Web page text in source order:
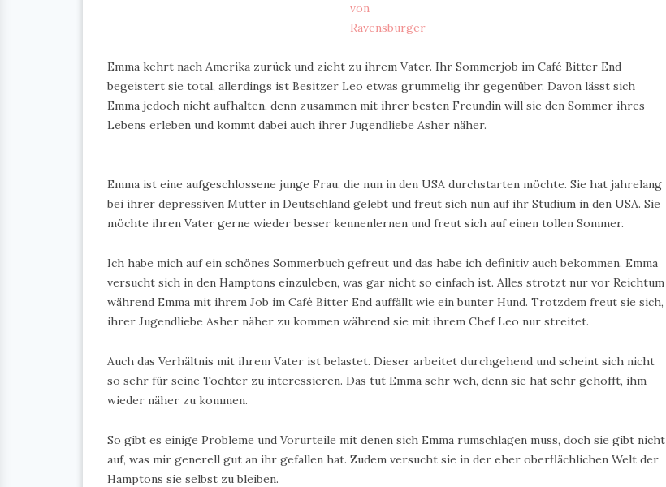
von
Ravensburger
Emma kehrt nach Amerika zurück und zieht zu ihrem Vater. Ihr Sommerjob im Café Bitter End
begeistert sie total, allerdings ist Besitzer Leo etwas grummelig ihr gegenüber. Davon lässt sich
Emma jedoch nicht aufhalten, denn zusammen mit ihrer besten Freundin will sie den Sommer ihres
Lebens erleben und kommt dabei auch ihrer Jugendliebe Asher näher.
Emma ist eine aufgeschlossene junge Frau, die nun in den USA durchstarten möchte. Sie hat jahrelang
bei ihrer depressiven Mutter in Deutschland gelebt und freut sich nun auf ihr Studium in den USA. Sie
möchte ihren Vater gerne wieder besser kennenlernen und freut sich auf einen tollen Sommer.
Ich habe mich auf ein schönes Sommerbuch gefreut und das habe ich definitiv auch bekommen. Emma
versucht sich in den Hamptons einzuleben, was gar nicht so einfach ist. Alles strotzt nur vor Reichtum
während Emma mit ihrem Job im Café Bitter End auffällt wie ein bunter Hund. Trotzdem freut sie sich,
ihrer Jugendliebe Asher näher zu kommen während sie mit ihrem Chef Leo nur streitet.
Auch das Verhältnis mit ihrem Vater ist belastet. Dieser arbeitet durchgehend und scheint sich nicht
so sehr für seine Tochter zu interessieren. Das tut Emma sehr weh, denn sie hat sehr gehofft, ihm
wieder näher zu kommen.
So gibt es einige Probleme und Vorurteile mit denen sich Emma rumschlagen muss, doch sie gibt nicht
auf, was mir generell gut an ihr gefallen hat. Zudem versucht sie in der eher oberflächlichen Welt der
Hamptons sie selbst zu bleiben.